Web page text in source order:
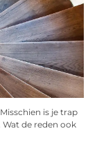
is je trap
de reden ook